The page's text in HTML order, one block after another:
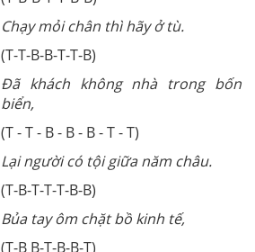
Chạy mỏi chân thì hãy ở tù.
(T-T-B-B-T-T-B)
Đã khách không nhà trong bốn
biển,
(T - T - B - B - B - T - T)
Lại người có tội giữa năm châu.
(T-B-T-T-T-B-B)
Bủa tay ôm chặt bồ kinh tế,
(T-B B-T-B-B-T)